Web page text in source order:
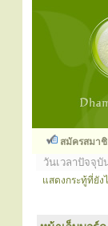
สมัครสมา
วันเวลาปัจจุบั
แสดงกระทู้ที่ยัง